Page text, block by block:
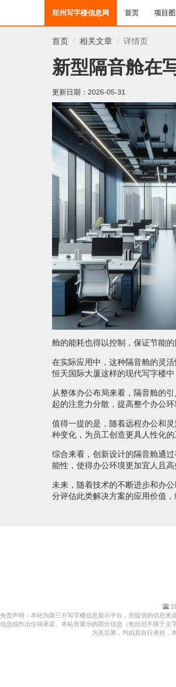
郑州写字楼信息网 首页 项目
首页 相关文章 详情页
新型隔音舱在
更新日期： 2026-05-31
舱的能耗也得以控制，保证节能
在实际应用中，这种隔音舱的灵
恒天国际大厦这样的现代写字楼
从整体办公布局来看，隔音舱的
起的注意力分散，提高整个办公
值得一提的是，随着远程办公和
种变化，为员工创造更具人性化
综合来看，创新设计的隔音舱通
能性，使得办公环境更加宜人且
未来，随着技术的不断进步和办
分评估此类解决方案的应用价值
免责声明：本站为第三方写字楼信息展示平台，所提供的信息
信息或作出任何承诺。本站所展示的部分信息（包括但不限于
为及后果，均由其自行承担，